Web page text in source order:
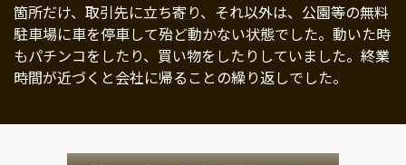
箇所だけ、取引先に立ち寄り、それ以外は、公園等の無料
駐車場に車を停車して殆ど動かない状態でした。動いた時
もパチンコをしたり、買い物をしたりしていました。終業
時間が近づくと会社に帰ることの繰り返しでした。